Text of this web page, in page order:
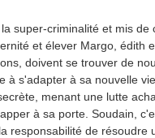
super-criminalité et mis
et élever Margo, édith
doivent se trouver de
à s'adapter à sa nouvelle
menant une lutte
à sa porte. Soudain,
responsabilité de résoudre